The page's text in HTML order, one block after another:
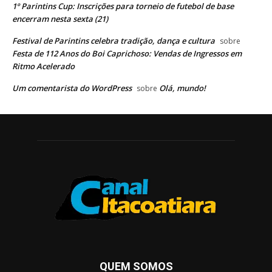
1º Parintins Cup: Inscrições para torneio de futebol de base
encerram nesta sexta (21)
Festival de Parintins celebra tradição, dança e cultura sobre
Festa de 112 Anos do Boi Caprichoso: Vendas de Ingressos em
Ritmo Acelerado
Um comentarista do WordPress sobre Olá, mundo!
QUEM SOMOS